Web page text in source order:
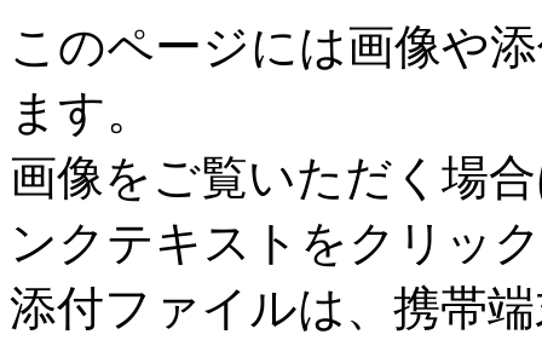
このページには画像や
ます。
画像をご覧いただく場
ンクテキストをクリッ
添付ファイルは、携帯